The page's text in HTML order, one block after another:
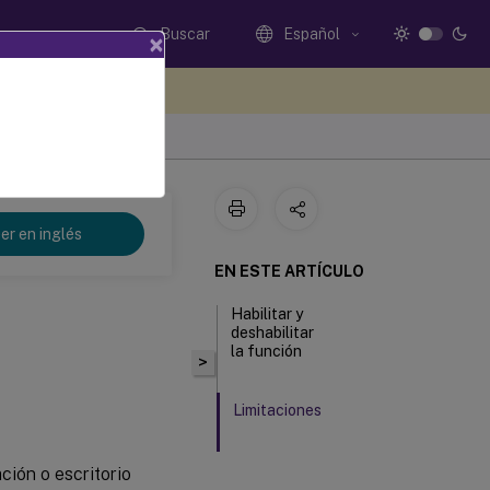
Buscar Español
en inglés
o escritorio
>
EN ESTE ARTÍCULO
Habilitar y
deshabilitar
la función
Limitaciones
×